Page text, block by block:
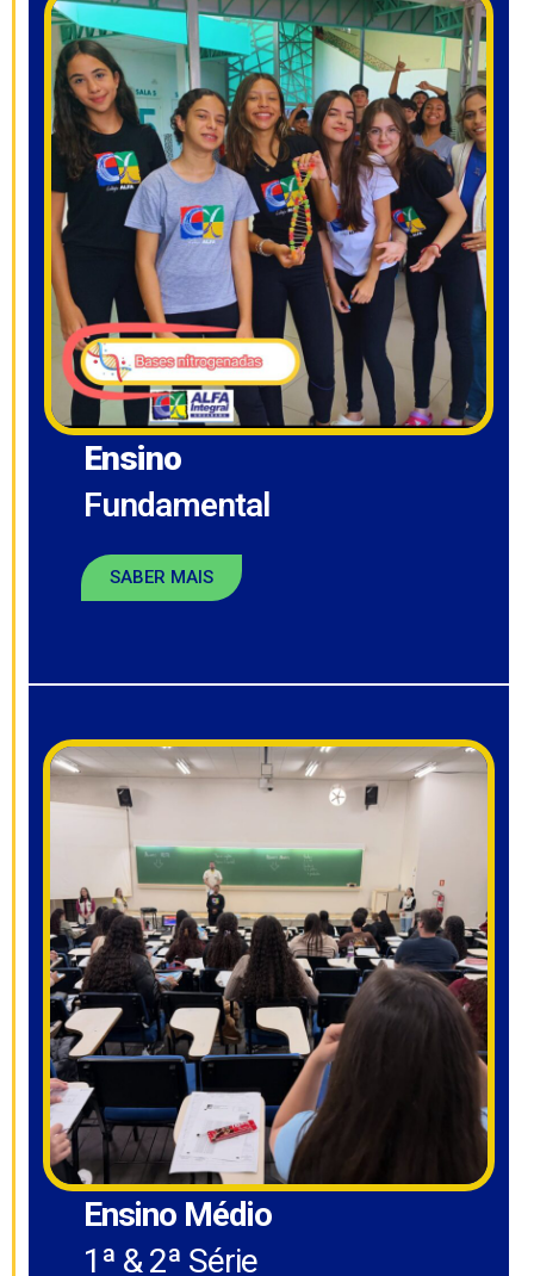
Ensino
Fundamental
SABER MAIS
Ensino Médio
1ª & 2ª Série